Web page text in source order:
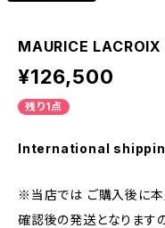
MAURICE
¥126,500
残り1点
International
※当店では ご購入後に本
確認後の発送となります